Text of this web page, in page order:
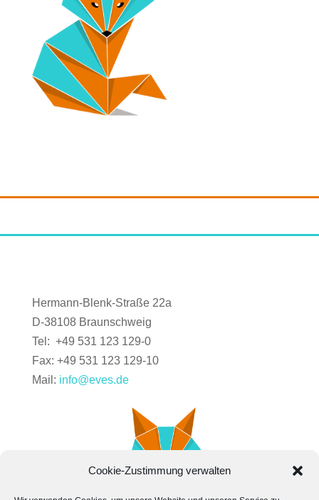
Cookie-Zustimmung verwalten
Hermann-Blenk-Straße 22a
D-38108 Braunschweig
Tel: +49 531 123 129-0
Fax: +49 531 123 129-10
Mail: info@eves.de